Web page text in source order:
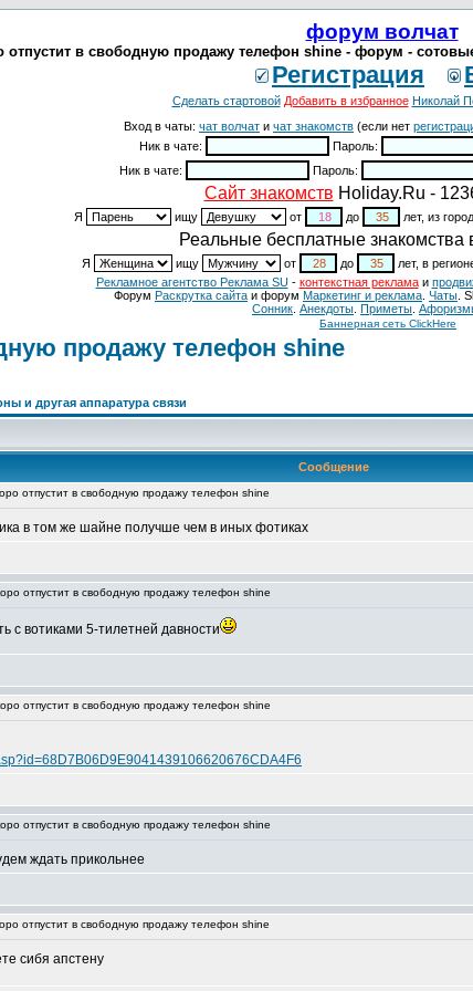
форум волчат
отпустит в свободную продажу телефон shine - форум -
Регистрация
Сделать стартовой Добавить в избранное Николай
Вход в чаты: чат волчат и чат знакомств (если нет
Ник в чате:
Пароль:
Ник в чате:
Пароль:
Cайт знакомств Holiday.Ru -
Я ищу от до лет, из
Реальные бесплатные знакомства
Я ищу от до
лет, в
Рекламное агентство Реклама SU- контекстная рекламаи
Форум Раскрутка сайта и форум Маркетинг и реклама Чаты .
Сонник Анекдоты Приметы
Баннерная сеть ClickHere
продажу телефон shine
и другая аппаратура связи
Сообщение
отпустит в свободную продажу телефон shine
в том же шайне получше чем в иных фотиках
отпустит в свободную продажу телефон shine
с вотиками 5-тилетней давности
отпустит в свободную продажу телефон shine
отпустит в свободную продажу телефон shine
ждать прикольнее
отпустит в свободную продажу телефон shine
сибя апстену